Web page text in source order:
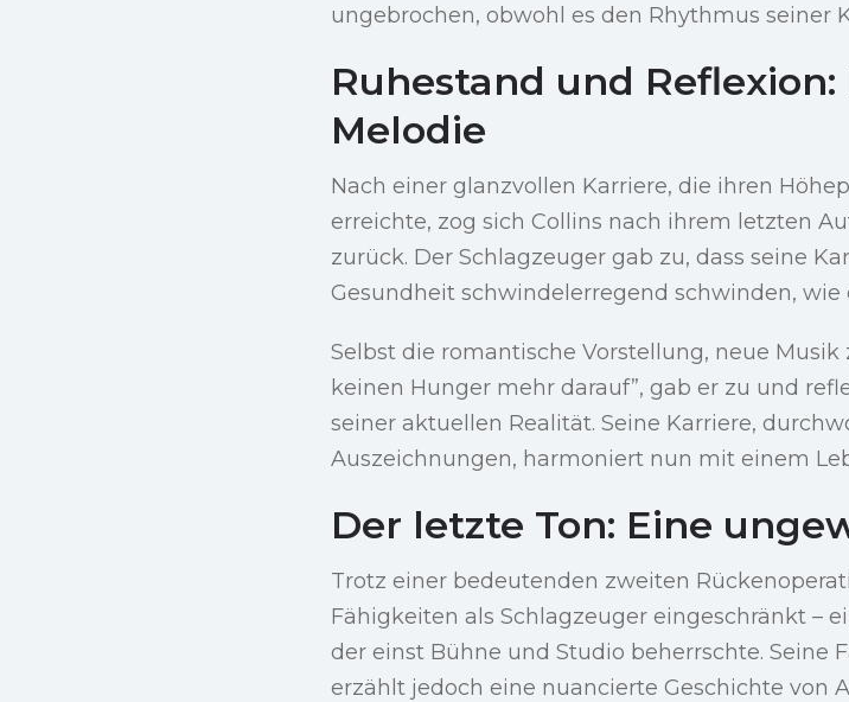
ungebrochen, obwohl es den Rhythmus seiner
Ruhestand und
Melodie
Nach einer glanzvollen Karriere, die ihren
erreichte, zog sich Collins nach ihrem letzten
zurück. Der Schlagzeuger gab zu, dass seine
Gesundheit schwindelerregend schwinden, wie
Selbst die romantische Vorstellung, neue Musik
keinen Hunger mehr darauf”, gab er zu und
seiner aktuellen Realität. Seine Karriere,
Auszeichnungen, harmoniert nun mit einem
Der letzte Ton: Eine
Trotz einer bedeutenden zweiten
Fähigkeiten als Schlagzeuger eingeschränkt –
der einst Bühne und Studio beherrschte. Seine
erzählt jedoch eine nuancierte Geschichte von